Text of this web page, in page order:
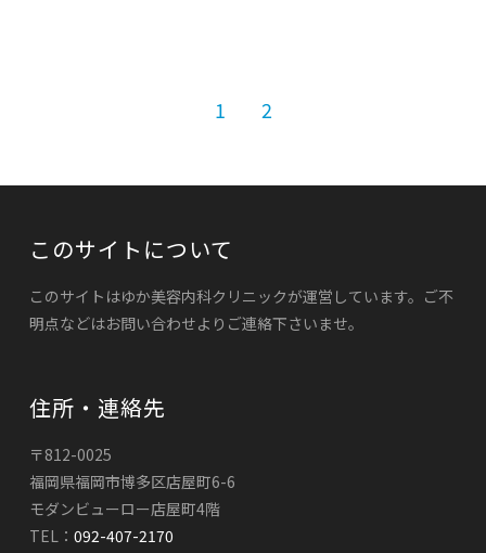
1 2
このサイトについて
このサイトはゆか美容内科クリニックが運営しています。ご不
明点などはお問い合わせよりご連絡下さいませ。
住所・連絡先
〒812-0025
福岡県福岡市博多区店屋町6-6
モダンビューロー店屋町4階
TEL： 092-407-2170